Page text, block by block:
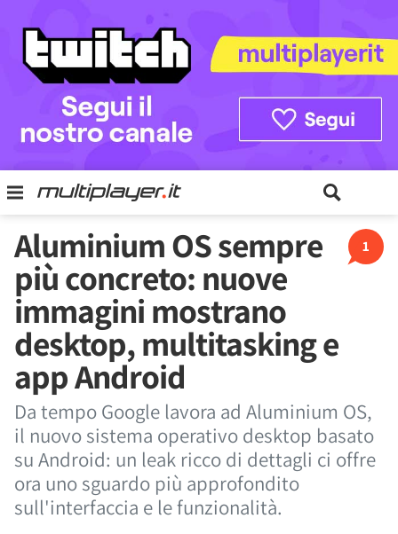
1
Aluminium OS sempre
più concreto: nuove
immagini mostrano
desktop, multitasking e
app Android
Da tempo Google lavora ad Aluminium OS,
il nuovo sistema operativo desktop basato
su Android: un leak ricco di dettagli ci offre
ora uno sguardo più approfondito
sull'interfaccia e le funzionalità.